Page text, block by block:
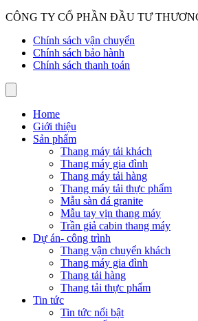
CÔNG TY CỔ PHẦN ĐẦU TƯ
Chính sách vận chuyển
Chính sách bảo hành
Chính sách thanh toán
Home
Giới thiệu
Sản phẩm
Thang máy tải khách
Thang máy gia đình
Thang máy tải hàng
Thang máy tải thực phẩm
Mẫu sàn đá granite
Mẫu tay vịn thang máy
Trần giả cabin thang máy
Dự án- công trình
Thang vận chuyển khách
Thang máy gia đình
Thang tải hàng
Thang tải thực phẩm
Tin tức
Tin tức nổi bật